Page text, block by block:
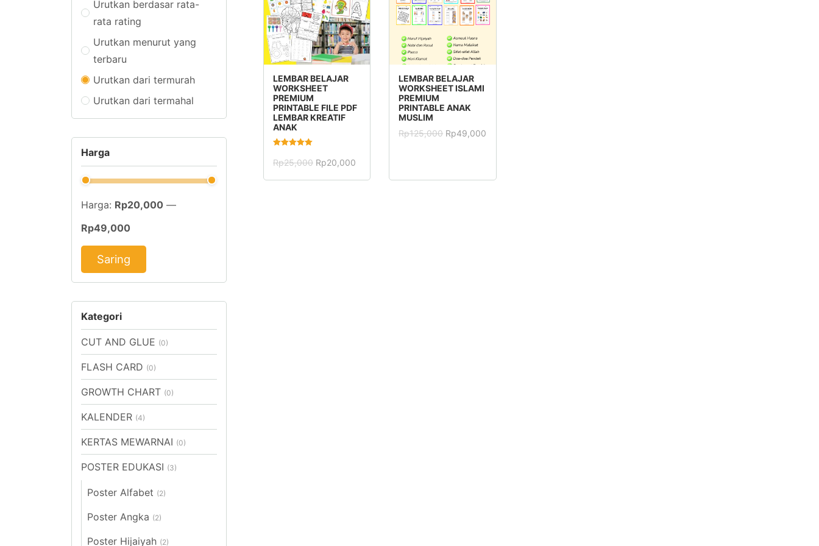
tinggi
TAMBAH KE
KERANJANG
LEMBAR BELAJAR
WORKSHEET
PREMIUM
PRINTABLE FILE PDF
LEMBAR KREATIF
ANAK
5.00
dari 5
Rp25,000 Harga
adalah:
Rp20,000
ini
TAMBAH KE
KERANJANG
LEMBAR BELAJAR
WORKSHEET ISLAMI
PREMIUM
PRINTABLE ANAK
MUSLIM
Rp125,000 Harga
Rp49,000
Urutkan berdasar rata-
rata rating
Urutkan menurut yang
terbaru
Urutkan dari termurah
Urutkan dari termahal
Harga
Harga
Harga
Saring
Harga: Rp20,000 —
Rp49,000
Kategori
CUT AND GLUE (0)
FLASH CARD (0)
GROWTH CHART (0)
KALENDER (4)
KERTAS MEWARNAI (0)
POSTER EDUKASI (3)
Poster Alfabet (2)
Poster Angka (2)
Poster Hijaiyah (2)